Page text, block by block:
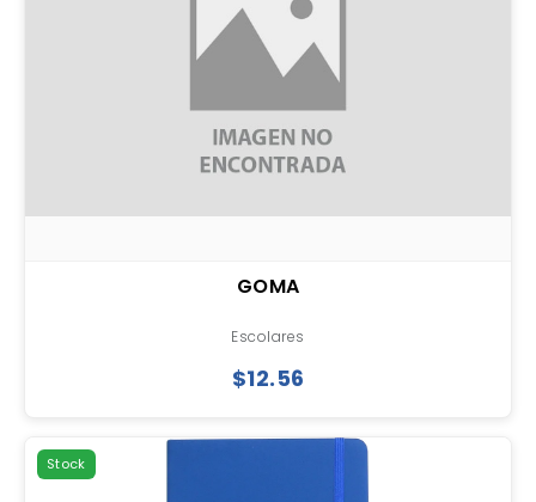
GOMA
Escolares
$12.56
Stock